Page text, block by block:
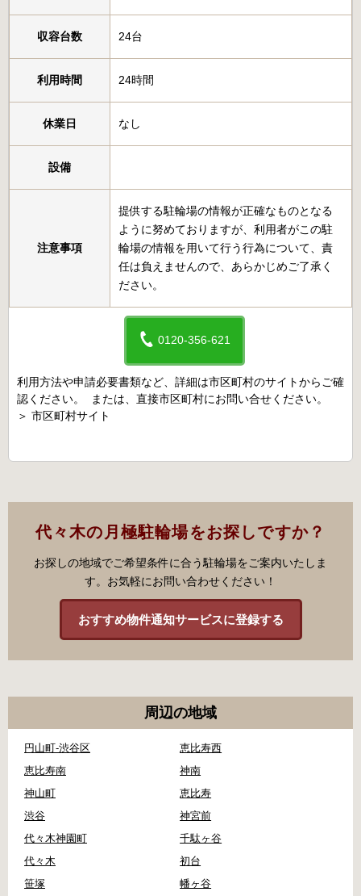
収容台数 24台
利用時間 24時間
休業日 なし
設備
注意事項
提供する駐輪場の情報が正確なものとなる
ように努めておりますが、利用者がこの駐
輪場の情報を用いて行う行為について、責
任は負えませんので、あらかじめご了承く
ださい。
0120-356-621
利用方法や申請必要書類など、詳細は市区町村のサイトからご確
認ください。 または、直接市区町村にお問い合せください。
＞ 市区町村サイト
代々木の月極駐輪場をお探しですか？
お探しの地域でご希望条件に合う駐輪場をご案内いたしま
す。お気軽にお問い合わせください！
おすすめ物件通知サービスに登録する
周辺の地域
円山町-渋谷区
恵比寿西
恵比寿南
神南
神山町
恵比寿
渋谷
神宮前
代々木神園町
千駄ヶ谷
代々木
初台
笹塚
幡ヶ谷